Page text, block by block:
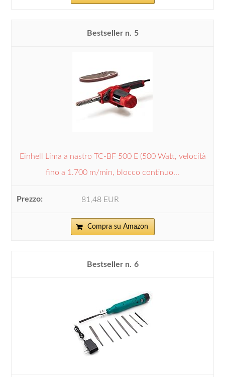
5
Einhell Lima a nastro TC-BF 500 E (500 Watt, velocità
fino a 1.700 m/min, blocco continuo...
81,48 EUR
Compra su Amazon
6